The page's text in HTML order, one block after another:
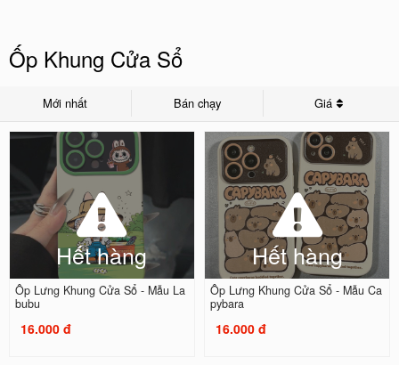
Ốp Khung Cửa Sổ
Mới nhất Bán chạy Giá
Hết hàng
Ốp Lưng Khung Cửa Sổ - Mẫu La
bubu
16.000 đ
Hết hàng
Ốp Lưng Khung Cửa Sổ - Mẫu Ca
pybara
16.000 đ